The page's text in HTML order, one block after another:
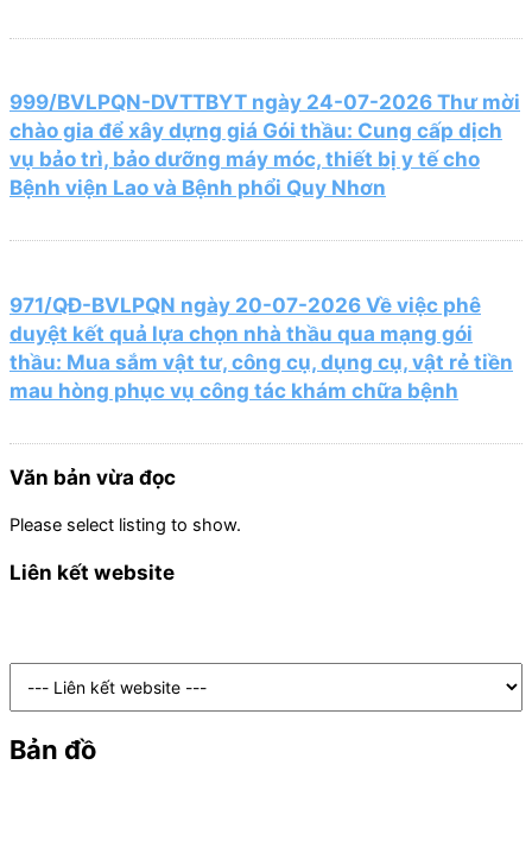
999/BVLPQN-DVTTBYT ngày 24-07-2026 Thư mời
chào gia để xây dựng giá Gói thầu: Cung cấp dịch
vụ bảo trì, bảo dưỡng máy móc, thiết bị y tế cho
Bệnh viện Lao và Bệnh phổi Quy Nhơn
971/QĐ-BVLPQN ngày 20-07-2026 Về việc phê
duyệt kết quả lựa chọn nhà thầu qua mạng gói
thầu: Mua sắm vật tư, công cụ, dụng cụ, vật rẻ tiền
mau hòng phục vụ công tác khám chữa bệnh
Văn bản vừa đọc
Please select listing to show.
Liên kết website
Bản đồ